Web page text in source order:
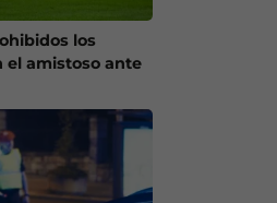
los
el amistoso ante